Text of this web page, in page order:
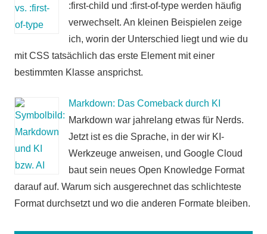
:first-child und :first-of-type werden häufig
verwechselt. An kleinen Beispielen zeige
ich, worin der Unterschied liegt und wie du
mit CSS tatsächlich das erste Element mit einer
bestimmten Klasse ansprichst.
Markdown: Das Comeback durch KI
Markdown war jahrelang etwas für Nerds.
Jetzt ist es die Sprache, in der wir KI-
Werkzeuge anweisen, und Google Cloud
baut sein neues Open Knowledge Format
darauf auf. Warum sich ausgerechnet das schlichteste
Format durchsetzt und wo die anderen Formate bleiben.